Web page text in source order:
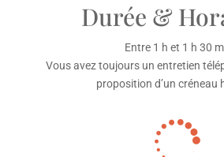
Durée &
Entre 1 h et 1 h 30
Vous avez toujours un entretien
proposition d’un créneau
